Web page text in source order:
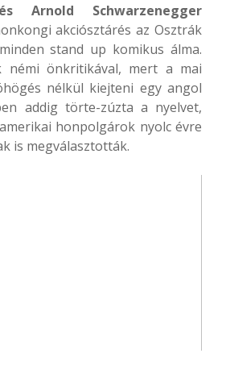
Arnold Schwarzenegger
akciósztárés az Osztrák
stand up komikus álma.
némi önkritikával, mert a mai
nélkül kiejteni egy angol
addig törte-zúzta a nyelvet,
honpolgárok nyolc évre
is megválasztották.